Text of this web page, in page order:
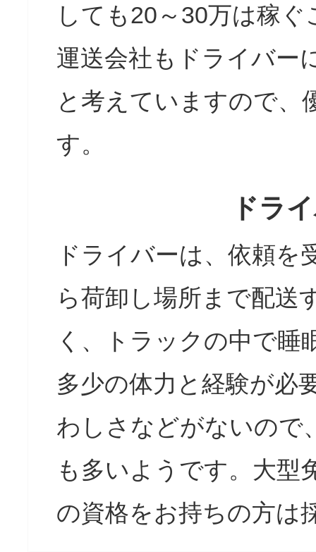
しても20～30万は稼
運送会社もドライバー
と考えていますので、
す。
ドラ
ドライバーは、依頼を
ら荷卸し場所まで配送
く、トラックの中で睡
多少の体力と経験が必
わしさなどがないので
も多いようです。大型
の資格をお持ちの方は